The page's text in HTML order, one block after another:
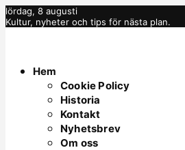
lördag, 8 augusti
Kultur, nyheter och tips för nästa plan.
Hem
Cookie Policy
Historia
Kontakt
Nyhetsbrev
Om oss